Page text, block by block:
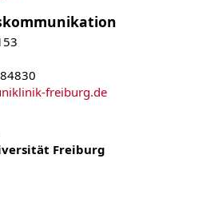
freiburg.de
Freiburg